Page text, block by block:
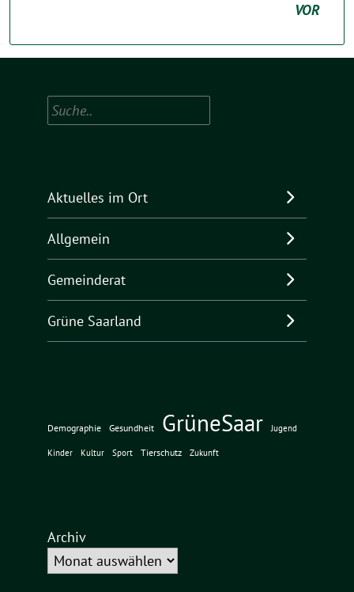
VOR
Suchen
Aktuelles im Ort
Allgemein
Gemeinderat
Grüne Saarland
Demographie Gesundheit GrüneSaar Jugend
Kinder Kultur Sport Tierschutz Zukunft
Archiv